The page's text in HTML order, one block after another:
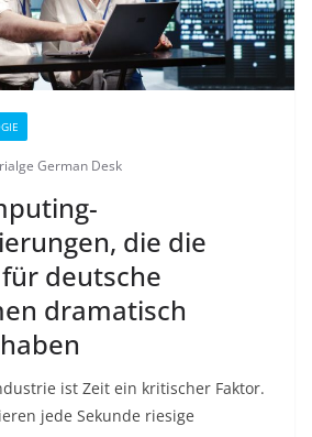
German Desk
die die
deutsche
dramatisch
ist Zeit ein kritischer Faktor.
jede Sekunde riesige